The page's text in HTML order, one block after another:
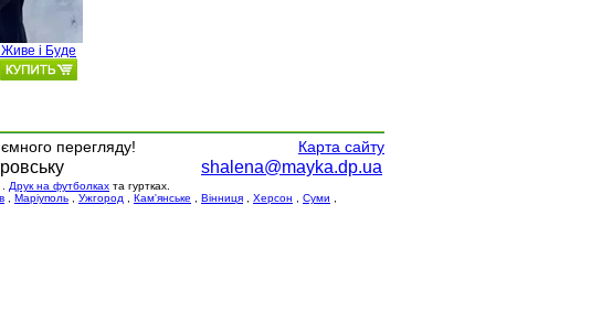
і Буде
Карта сайту
перегляду!
shalena@mayka.dp.ua
Друк на футболках та гуртках.
Маріуполь Ужгород Кам'янське Вінниця Херсон Суми